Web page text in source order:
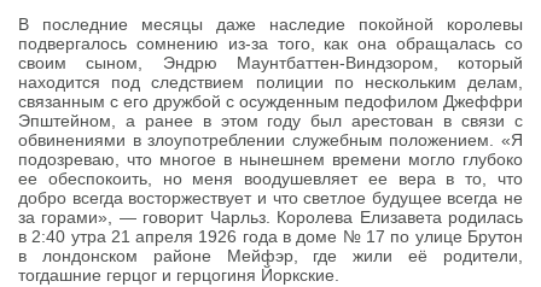
В последние месяцы даже наследие покойной королевы
подвергалось сомнению из-за того, как она обращалась со
своим сыном, Эндрю Маунтбаттен-Виндзором, который
находится под следствием полиции по нескольким делам,
связанным с его дружбой с осужденным педофилом Джеффри
Эпштейном, а ранее в этом году был арестован в связи с
обвинениями в злоупотреблении служебным положением. «Я
подозреваю, что многое в нынешнем времени могло глубоко
ее обеспокоить, но меня воодушевляет ее вера в то, что
добро всегда восторжествует и что светлое будущее всегда не
за горами», — говорит Чарльз. Королева Елизавета родилась
в 2:40 утра 21 апреля 1926 года в доме № 17 по улице Брутон
в лондонском районе Мейфэр, где жили её родители,
тогдашние герцог и герцогиня Йоркские.